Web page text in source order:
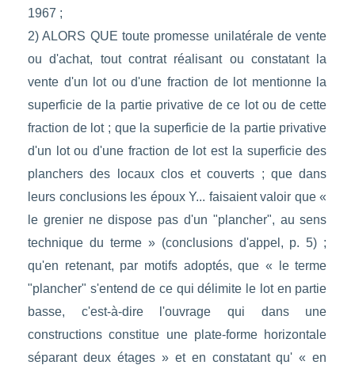
1967 ;
2) ALORS QUE toute promesse unilatérale de vente
ou d'achat, tout contrat réalisant ou constatant la
vente d'un lot ou d'une fraction de lot mentionne la
superficie de la partie privative de ce lot ou de cette
fraction de lot ; que la superficie de la partie privative
d'un lot ou d'une fraction de lot est la superficie des
planchers des locaux clos et couverts ; que dans
leurs conclusions les époux Y... faisaient valoir que «
le grenier ne dispose pas d'un "plancher", au sens
technique du terme » (conclusions d'appel, p. 5) ;
qu'en retenant, par motifs adoptés, que « le terme
"plancher" s'entend de ce qui délimite le lot en partie
basse, c'est-à-dire l'ouvrage qui dans une
constructions constitue une plate-forme horizontale
séparant deux étages » et en constatant qu' « en